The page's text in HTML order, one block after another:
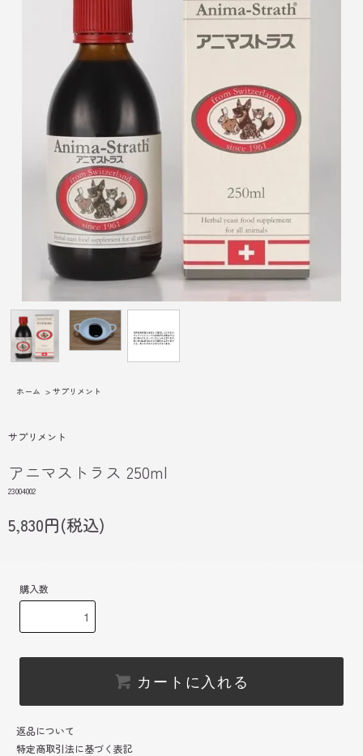
ホーム > サプリメント
サプリメント
アニマストラス 250ml
23004002
5,830円(税込)
購入数
カートに入れる
返品について
特定商取引法に基づく表記